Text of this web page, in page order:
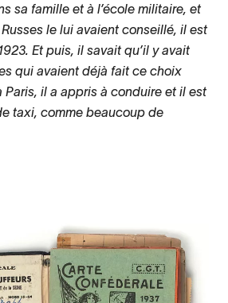
sa famille et à l’école militaire, et
le lui avaient conseillé, il est
Et puis, il savait qu’il y avait
qui avaient déjà fait ce choix
Paris, il a appris à conduire et il est
taxi, comme beaucoup de